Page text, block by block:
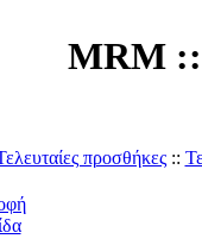
MRM
προσθήκες::